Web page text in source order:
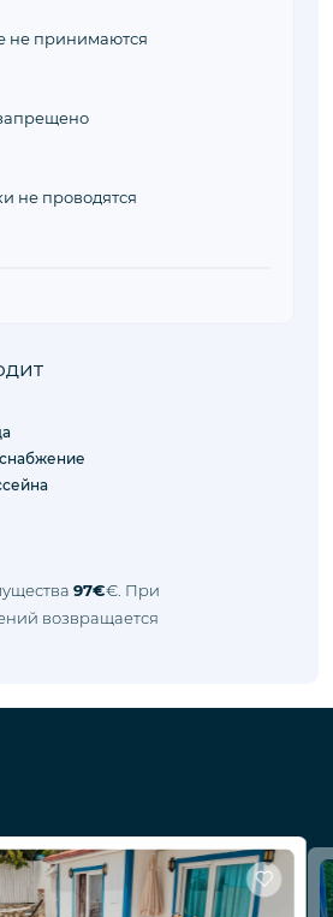
не принимаются
не проводятся
97€€. При
возвращается